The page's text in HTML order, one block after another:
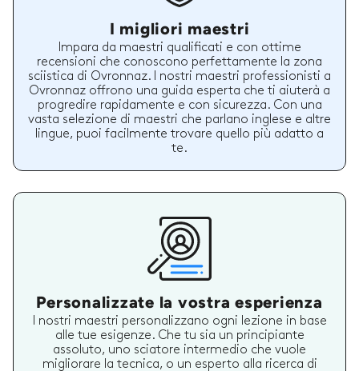
I migliori maestri
Impara da maestri qualificati e con ottime
recensioni che conoscono perfettamente la zona
sciistica di Ovronnaz. I nostri maestri professionisti a
Ovronnaz offrono una guida esperta che ti aiuterà a
progredire rapidamente e con sicurezza. Con una
vasta selezione di maestri che parlano inglese e altre
lingue, puoi facilmente trovare quello più adatto a
te.
Personalizzate la vostra esperienza
I nostri maestri personalizzano ogni lezione in base
alle tue esigenze. Che tu sia un principiante
assoluto, uno sciatore intermedio che vuole
migliorare la tecnica, o un esperto alla ricerca di